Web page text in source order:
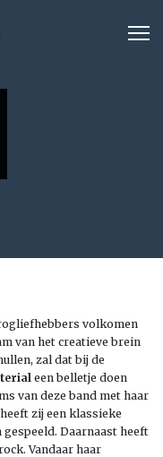
volkomen
van het creatieve brein
zal dat bij de
een belletje doen
van deze band met haar
zij een klassieke
Daarnaast heeft
Vandaar haar